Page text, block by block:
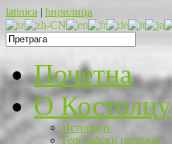
latinica | ћирилица
Почетна
O Костолцу
Историјат
Географски положај